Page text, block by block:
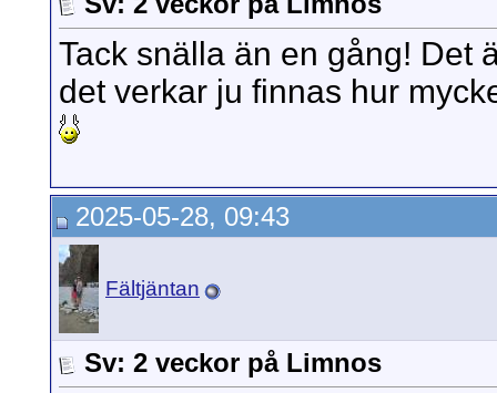
Tack snälla än en gång! Det
det verkar ju finnas hur
2025-05-28, 09:43
Fältjäntan
Sv: 2 veckor på Limnos